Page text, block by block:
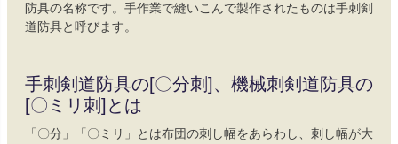
防具の名称です。手作業で縫いこんで製作されたものは手刺剣
道防具と呼びます。
手刺剣道防具の[〇分刺]、機械刺剣道防具の
[〇ミリ刺]とは
「〇分」「〇ミリ」とは布団の刺し幅をあらわし、刺し幅が大